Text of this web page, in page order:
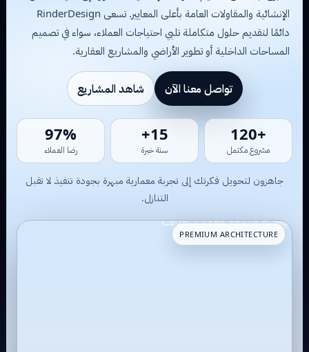
الإنشائية والمقاولات العامة بأعلى المعايير. تسعى RinderDesign
دائمًا لتقديم حلول متكاملة تلبي احتياجات العملاء، سواء في تصميم
المساحات الداخلية أو تطوير الأراضي والمشاريع العقارية.
تواصل معنا الآن شاهد المشاريع
+109
مشروع مكتمل
13+
سنة خبرة
81%
رضا العملاء
جاهزون لتحويل فكرتك إلى تجربة معمارية مبهرة بجودة تنفيذ لا تقبل
التنازل.
PREMIUM ARCHITECTURE